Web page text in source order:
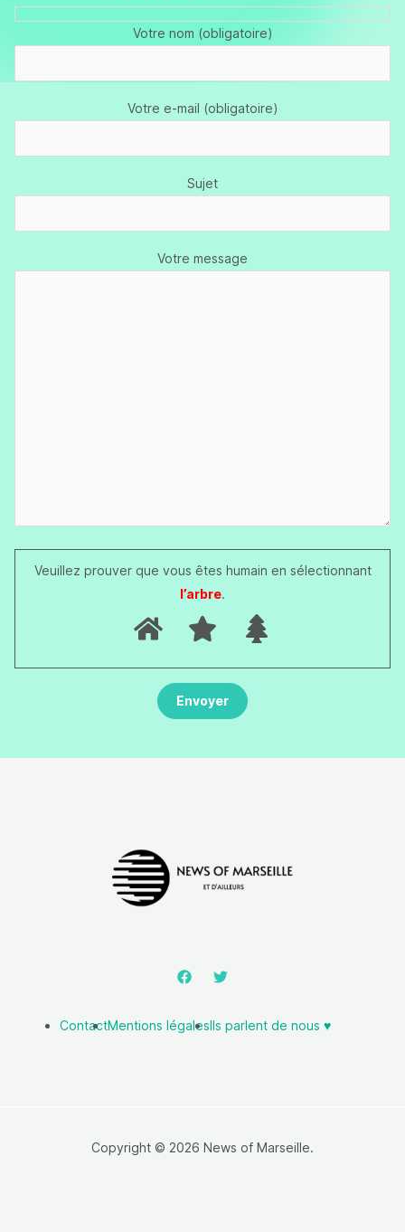
Votre nom (obligatoire)
Votre e-mail (obligatoire)
Sujet
Votre message
Veuillez prouver que vous êtes humain en sélectionnant
l’arbre.
ContactMentions légalesIls parlent de nous ♥️
Copyright © 2026 News of Marseille.